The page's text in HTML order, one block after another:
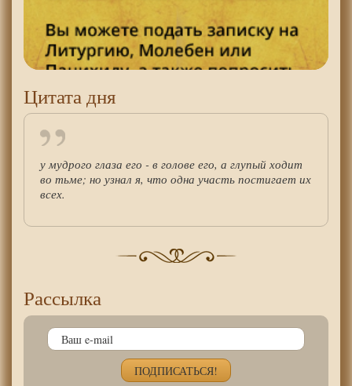
Цитата дня
у мудрого глаза его - в голове его, а глупый ходит
во тьме; но узнал я, что одна участь постигает их
всех.
Рассылка